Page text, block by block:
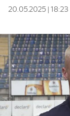
20.05.2025 |